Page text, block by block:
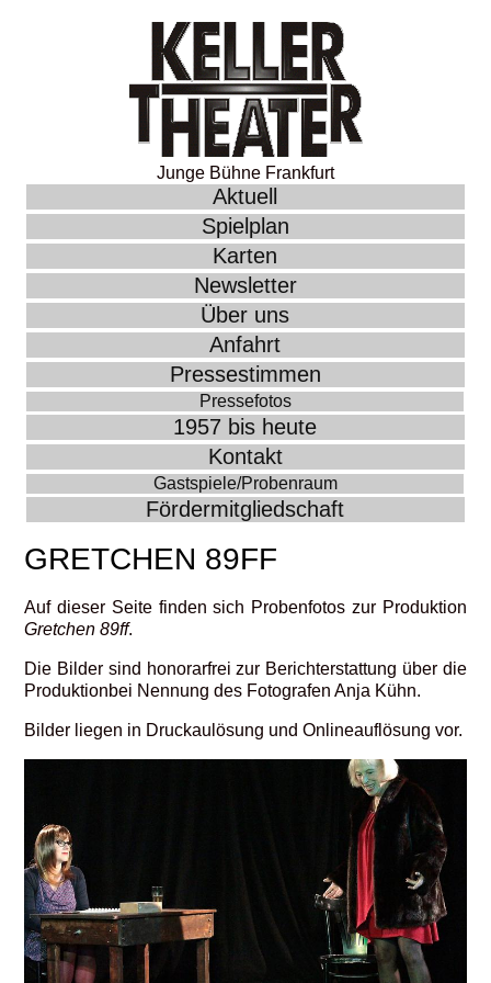
Junge Bühne Frankfurt
Aktuell
Spielplan
Karten
Newsletter
Über uns
Anfahrt
Pressestimmen
Pressefotos
1957 bis heute
Kontakt
Gastspiele/Probenraum
Fördermitgliedschaft
GRETCHEN 89FF
Auf dieser Seite finden sich Probenfotos zur Produktion
Gretchen 89ff.
Die Bilder sind honorarfrei zur Berichterstattung über die
Produktionbei Nennung des Fotografen Anja Kühn.
Bilder liegen in Druckaulösung und Onlineauflösung vor.